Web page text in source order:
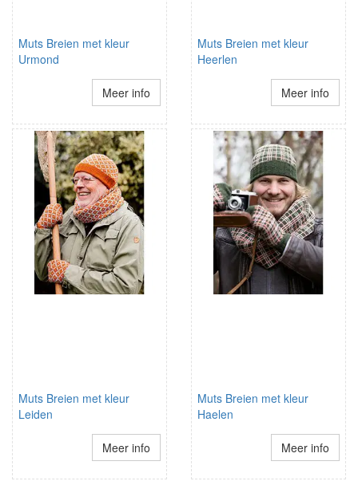
Muts Breien met kleur
Urmond
Meer info
Muts Breien met kleur
Heerlen
Meer info
Muts Breien met kleur
Leiden
Meer info
Muts Breien met kleur
Haelen
Meer info